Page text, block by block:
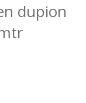
dupion